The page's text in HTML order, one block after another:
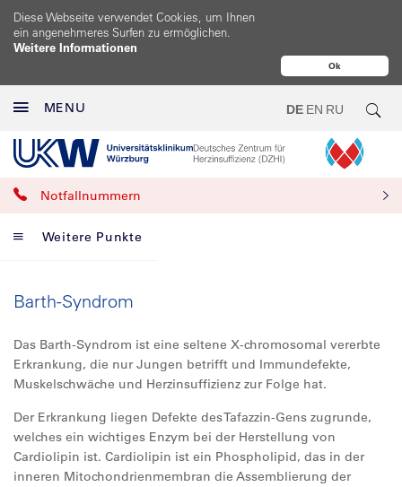
Ok
Diese Webseite verwendet Cookies, um Ihnen
ein angenehmeres Surfen zu ermöglichen.
Weitere Informationen
MENU DE EN RU
Notfallnummern
Weitere Punkte
Barth-Syndrom
Das Barth-Syndrom ist eine seltene X-chromosomal vererbte
Erkrankung, die nur Jungen betrifft und Immundefekte,
Muskelschwäche und Herzinsuffizienz zur Folge hat.
Der Erkrankung liegen Defekte des Tafazzin-Gens zugrunde,
welches ein wichtiges Enzym bei der Herstellung von
Cardiolipin ist. Cardiolipin ist ein Phospholipid, das in der
inneren Mitochondrienmembran die Assemblierung der